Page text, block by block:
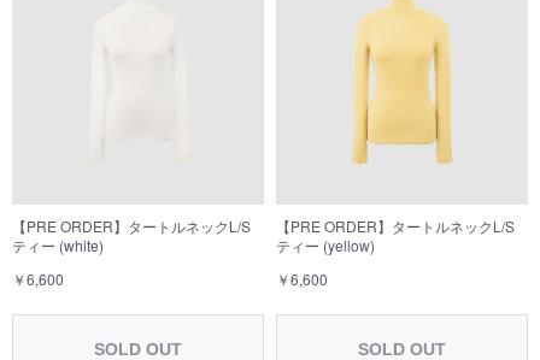
【PRE ORDER】タートルネックL/S
ティー (white)
￥6,600
SOLD OUT
【PRE ORDER】タートルネックL/S
ティー (yellow)
￥6,600
SOLD OUT